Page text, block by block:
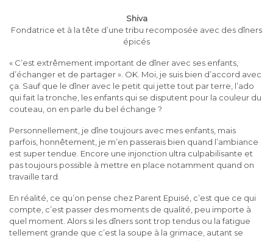
Shiva
Fondatrice et à la tête d’une tribu recomposée avec des dîners
épicés
« C’est extrêmement important de dîner avec ses enfants,
d’échanger et de partager ». OK. Moi, je suis bien d’accord avec
ça. Sauf que le dîner avec le petit qui jette tout par terre, l’ado
qui fait la tronche, les enfants qui se disputent pour la couleur du
couteau, on en parle du bel échange ?
Personnellement, je dîne toujours avec mes enfants, mais
parfois, honnêtement, je m’en passerais bien quand l’ambiance
est super tendue. Encore une injonction ultra culpabilisante et
pas toujours possible à mettre en place notamment quand on
travaille tard.
En réalité, ce qu’on pense chez Parent Epuisé, c’est que ce qui
compte, c’est passer des moments de qualité, peu importe à
quel moment. Alors si les dîners sont trop tendus ou la fatigue
tellement grande que c’est la soupe à la grimace, autant se